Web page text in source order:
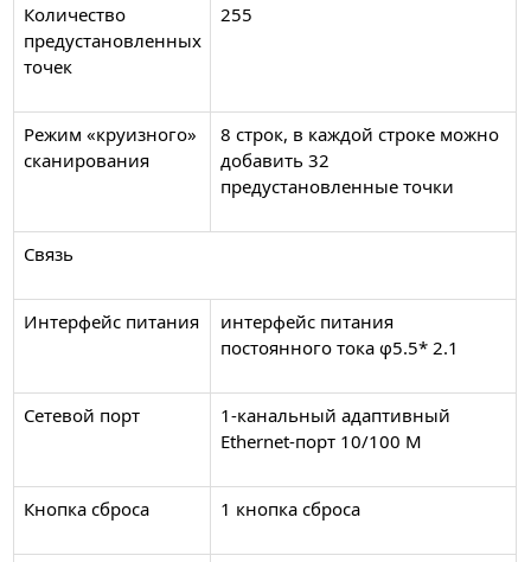
Количество
предустановленных
точек
255
Режим «круизного»
сканирования
8 строк, в каждой строке можно
добавить 32
предустановленные точки
Связь
Интерфейс питания
интерфейс питания
постоянного тока φ5.5* 2.1
Сетевой порт
1-канальный адаптивный
Ethernet-порт 10/100 М
Кнопка сброса 1 кнопка сброса